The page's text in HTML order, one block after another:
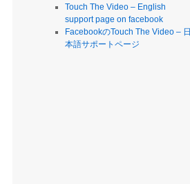
Touch The Video – English
support page on facebook
FacebookのTouch The Video – 日
本語サポートページ